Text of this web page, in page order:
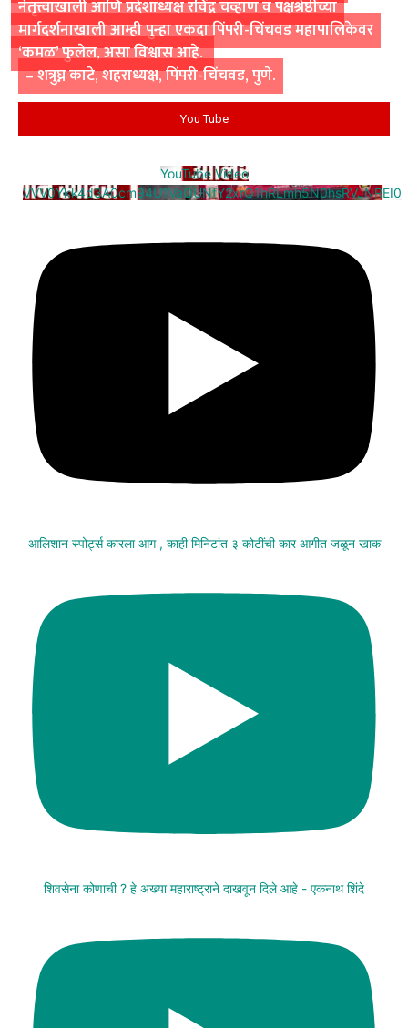
नेतृत्त्वाखाली आणि प्रदेशाध्यक्ष रविंद्र चव्हाण व पक्षश्रेष्ठींच्या
मार्गदर्शनाखाली आम्ही पुन्हा एकदा पिंपरी-चिंचवड महापालिकेवर
‘कमळ’ फुलेल, असा विश्वास आहे.
– शत्रुघ्न काटे, शहराध्यक्ष, पिंपरी-चिंचवड, पुणे.
You Tube
YouTube Video
VVV0Ykk4d3A0cm94U1VaQUNfY2xrQ1hRLmh5N0hsRVJNREI0
आलिशान स्पोर्ट्स कारला आग , काही मिनिटांत ३ कोटींची कार आगीत जळून खाक
शिवसेना कोणाची ? हे अख्या महाराष्ट्राने दाखवून दिले आहे - एकनाथ शिंदे